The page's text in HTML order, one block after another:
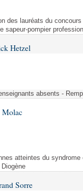
des lauréats du
sapeur-pompier
Hetzel
absents -
Molac
atteintes du
Sorre